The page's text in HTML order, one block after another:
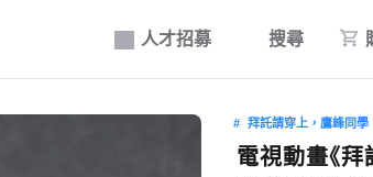
人才招募 搜尋
拜託請穿上，鷹峰同學
電視動畫《拜